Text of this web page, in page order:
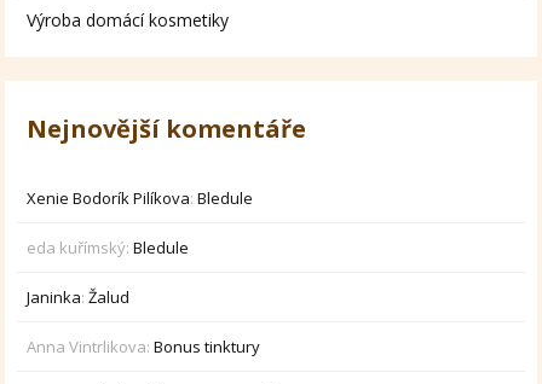
Výroba domácí kosmetiky
Nejnovější komentáře
Xenie Bodorík Pilíkova:Bledule
eda kuřímský:Bledule
Janinka:Žalud
Anna Vintrlikova:Bonus tinktury